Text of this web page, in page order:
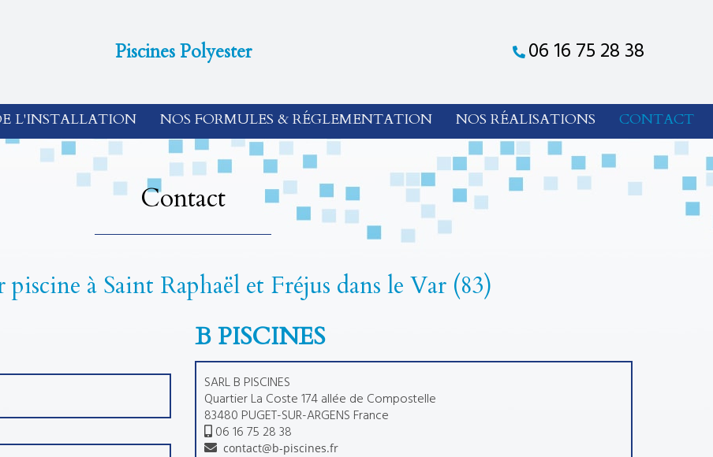
Piscines Polyester 06 16 75 28 38
L'INSTALLATION NOS FORMULES & RÉGLEMENTATION NOS RÉALISATIONS CONTACT
Contact
à Saint Raphaël et Fréjus dans le Var (83)
B PISCINES
SARL B PISCINES
Quartier La Coste 174 allée de Compostelle
83480 PUGET-SUR-ARGENS France
06 16 75 28 38